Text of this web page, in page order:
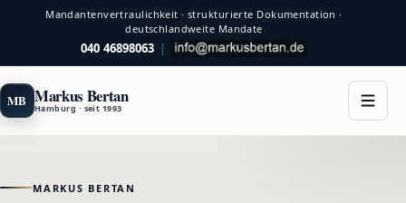
Mandantenvertraulichkeit · strukturierte Dokumentation ·
deutschlandweite Mandate
040 46898063 |
MB Markus Bertan
Hamburg · seit 1993
MARKUS BERTAN